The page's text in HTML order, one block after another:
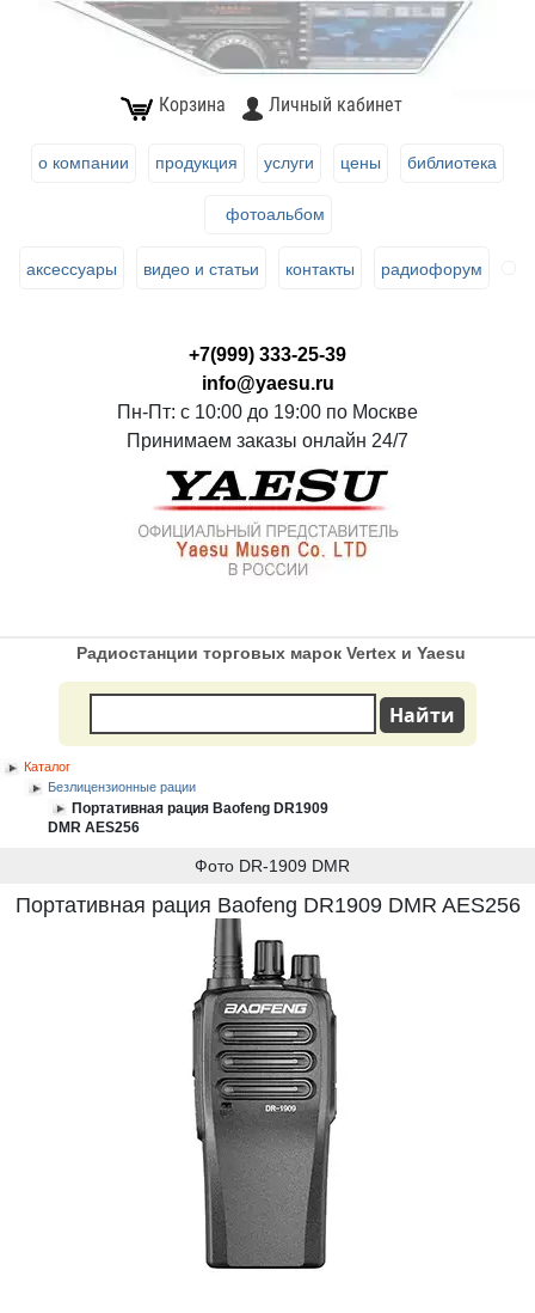
Корзина Личный кабинет
о компании продукция услуги цены библиотека
фотоальбом
аксессуары видео и статьи контакты радиофорум
+7(999) 333-25-39
info@yaesu.ru
Пн-Пт: с 10:00 до 19:00 по Москве
Принимаем заказы онлайн 24/7
Радиостанции торговых марок Vertex и Yaesu
Каталог
Безлицензионные рации
Портативная рация Baofeng DR1909
DMR AES256
Фото DR-1909 DMR
Портативная рация Baofeng DR1909 DMR AES256